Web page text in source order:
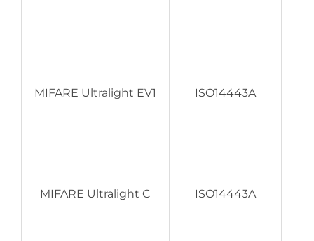
MIFARE Ultralight EV1 ISO14443A
MIFARE Ultralight C ISO14443A